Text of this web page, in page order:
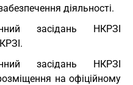
діяльності.
засідань НКРЗІ
засідань НКРЗІ
на офіційному